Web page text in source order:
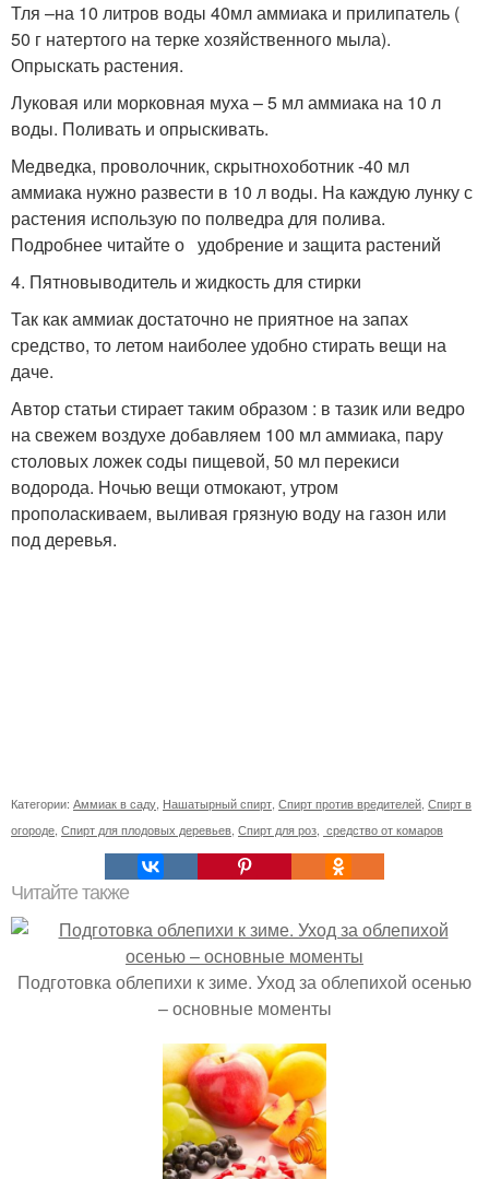
Тля –на 10 литров воды 40мл аммиака и прилипатель (
50 г натертого на терке хозяйственного мыла).
Опрыскать растения.
Луковая или морковная муха – 5 мл аммиака на 10 л
воды. Поливать и опрыскивать.
Медведка, проволочник, скрытнохоботник -40 мл
аммиака нужно развести в 10 л воды. На каждую лунку с
растения использую по полведра для полива.
Подробнее читайте о удобрение и защита растений
4. Пятновыводитель и жидкость для стирки
Так как аммиак достаточно не приятное на запах
средство, то летом наиболее удобно стирать вещи на
даче.
Автор статьи стирает таким образом : в тазик или ведро
на свежем воздухе добавляем 100 мл аммиака, пару
столовых ложек соды пищевой, 50 мл перекиси
водорода. Ночью вещи отмокают, утром
прополаскиваем, выливая грязную воду на газон или
под деревья.
Категории: Аммиак в саду Нашатырный спирт Спирт против вредителей Спирт в
огороде Спирт для плодовых деревьев Спирт для роз средство от комаров
Читайте также
Подготовка облепихи к зиме. Уход за облепихой осенью
– основные моменты